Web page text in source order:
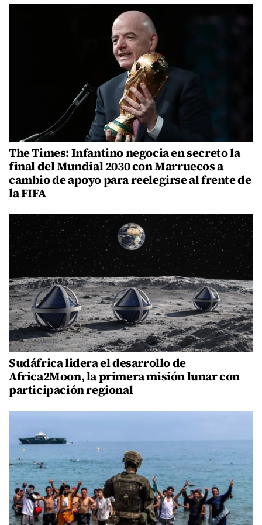
The Times: Infantino negocia en secreto la
final del Mundial 2030 con Marruecos a
cambio de apoyo para reelegirse al frente de
la FIFA
Sudáfrica lidera el desarrollo de
Africa2Moon, la primera misión lunar con
participación regional